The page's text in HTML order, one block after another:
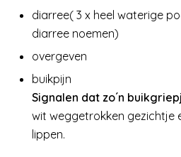
diarree( 3 x heel waterige
diarree noemen)
overgeven
buikpijn
Signalen dat zo´n
wit weggetrokken gezichtje
lippen.